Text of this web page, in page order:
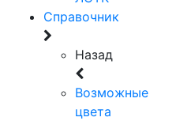
Справочник
Назад
Возможные
цвета